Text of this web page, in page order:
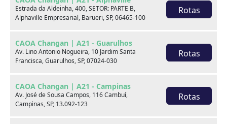
Estrada da Aldeinha, 400, SETOR: PARTE B,
Alphaville Empresarial, Barueri, SP, 06465-100
Rotas
CAOA Changan | A21 - Guarulhos
Av. Lino Antonio Nogueira, 10 Jardim Santa
Francisca, Guarulhos, SP, 07024-030
Rotas
CAOA Changan | A21 - Campinas
Av. José de Sousa Campos, 116 Cambuí,
Campinas, SP, 13.092-123
Rotas
xxx
xxx
xxx